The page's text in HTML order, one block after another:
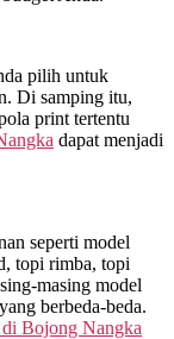
pilih untuk
Di samping itu,
print tertentu
dapat menjadi
seperti model
topi rimba, topi
masing model
berbeda-beda.
Bojong Nangka